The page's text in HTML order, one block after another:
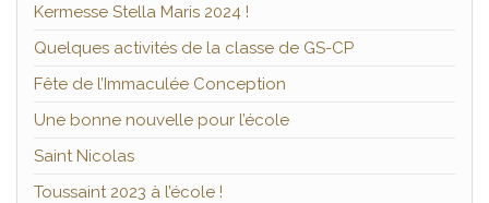
Kermesse Stella Maris 2024 !
Quelques activités de la classe de GS-CP
Fête de l’Immaculée Conception
Une bonne nouvelle pour l’école
Saint Nicolas
Toussaint 2023 à l’école !